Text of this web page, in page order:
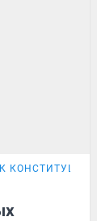
КОНСТИТУЦИИ